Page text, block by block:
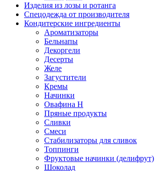
Изделия из лозы и ротанга
Спецодежда от производителя
Кондитерские ингредиенты
Ароматизаторы
Бельнапы
Декоргели
Десерты
Желe
Загустители
Кремы
Начинки
Овафина Н
Пряные продукты
Сливки
Смеси
Стабилизаторы для сливок
Топпинги
Фруктовые начинки (делифрут)
Шоколад